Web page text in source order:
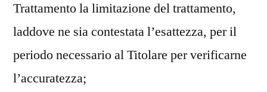
Trattamento la limitazione del trattamento,
laddove ne sia contestata l’esattezza, per il
periodo necessario al Titolare per verificarne
l’accuratezza;